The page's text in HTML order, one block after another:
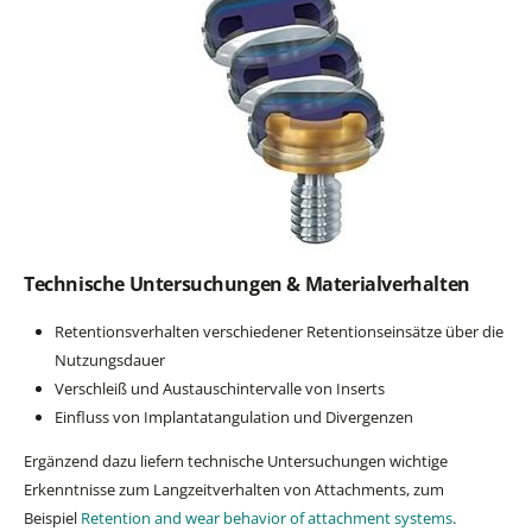
Technische Untersuchungen & Materialverhalten
Retentionsverhalten verschiedener Retentionseinsätze über die
Nutzungsdauer
Verschleiß und Austauschintervalle von Inserts
Einfluss von Implantatangulation und Divergenzen
Ergänzend dazu liefern technische Untersuchungen wichtige
Erkenntnisse zum Langzeitverhalten von Attachments, zum
Beispiel Retention and wear behavior of attachment systems.